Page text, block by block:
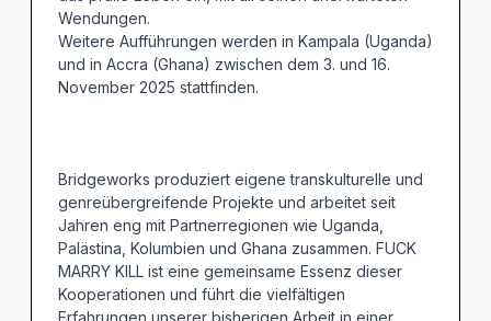
Wendungen.
Weitere Aufführungen werden in Kampala (Uganda)
und in Accra (Ghana) zwischen dem 3. und 16.
November 2025 stattfinden.
Bridgeworks produziert eigene transkulturelle und
genreübergreifende Projekte und arbeitet seit
Jahren eng mit Partnerregionen wie Uganda,
Palästina, Kolumbien und Ghana zusammen. FUCK
MARRY KILL ist eine gemeinsame Essenz dieser
Kooperationen und führt die vielfältigen
Erfahrungen unserer bisherigen Arbeit in einer